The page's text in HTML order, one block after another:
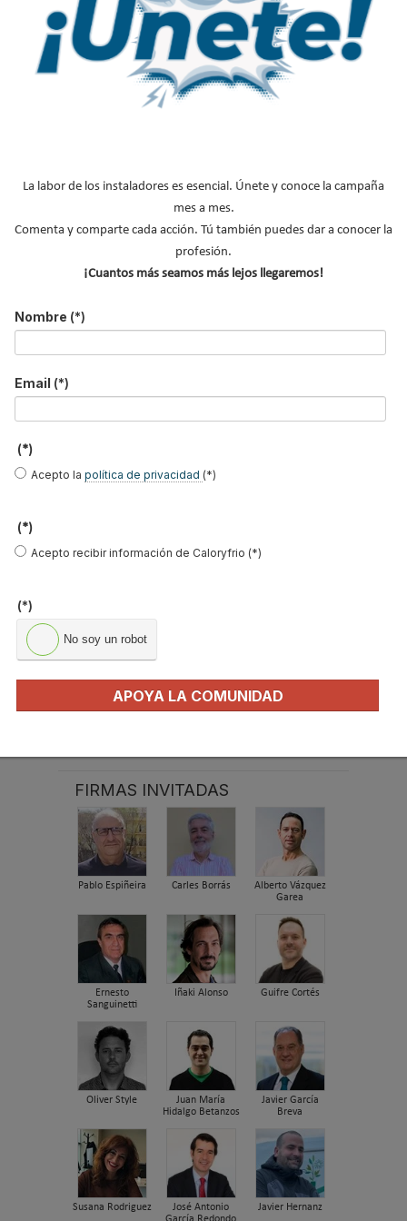
Apellidos
Email
*
*
No soy un robot
Enviar
funcionan y cuándo son…
El precio de los biocombustibles cambia en
¿Cómo detectar el gas radón? Medición y
soluciones
FIRMAS INVITADAS
Pablo Espiñeira Carles Borrás
Alberto Vázquez
Garea
Ernesto
Sanguinetti
Iñaki Alonso Guifre Cortés
Oliver Style
Juan María
Hidalgo Betanzos
Javier García
Breva
Susana Rodriguez
José Antonio
Javier Hernanz
La labor de los instaladores es esencial. Únete y conoce la campaña
mes a mes.
Comenta y comparte cada acción. Tú también puedes dar a conocer la
profesión.
¡Cuantos más seamos más lejos llegaremos!
Nombre (*)
Email (*)
(*)
Acepto la política de privacidad (*)
(*)
Acepto recibir información de Caloryfrio (*)
(*)
No soy un robot
APOYA LA COMUNIDAD